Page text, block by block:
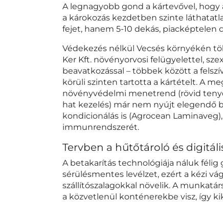
A legnagyobb gond a kártevővel, hogy
a károkozás kezdetben szinte
fejet, hanem 5-10 dekás, piacképtelen
Védekezés nélkül Vecsés környékén
Ker Kft. növényorvosi felügyelettel,
beavatkozással – többek között a
körüli szinten tartotta a kártételt. A
növényvédelmi menetrend (rövid
hat kezelés) már nem nyújt elegendő
kondicionálás is (Agrocean
immunrendszerét.
Tervben a hűtőtároló és
A betakarítás technológiája náluk félig
sérülésmentes levélzet, ezért a kézi
szállítószalagokkal növelik. A
a közvetlenül konténerekbe visz, így